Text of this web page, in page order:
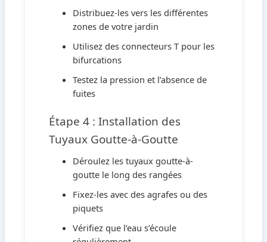
Distribuez-les vers les différentes
zones de votre jardin
Utilisez des connecteurs T pour les
bifurcations
Testez la pression et l’absence de
fuites
Étape 4 : Installation des
Tuyaux Goutte-à-Goutte
Déroulez les tuyaux goutte-à-
goutte le long des rangées
Fixez-les avec des agrafes ou des
piquets
Vérifiez que l’eau s’écoule